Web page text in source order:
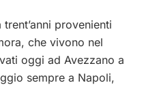
provenienti
che vivono nel
oggi ad Avezzano a
sempre a Napoli,